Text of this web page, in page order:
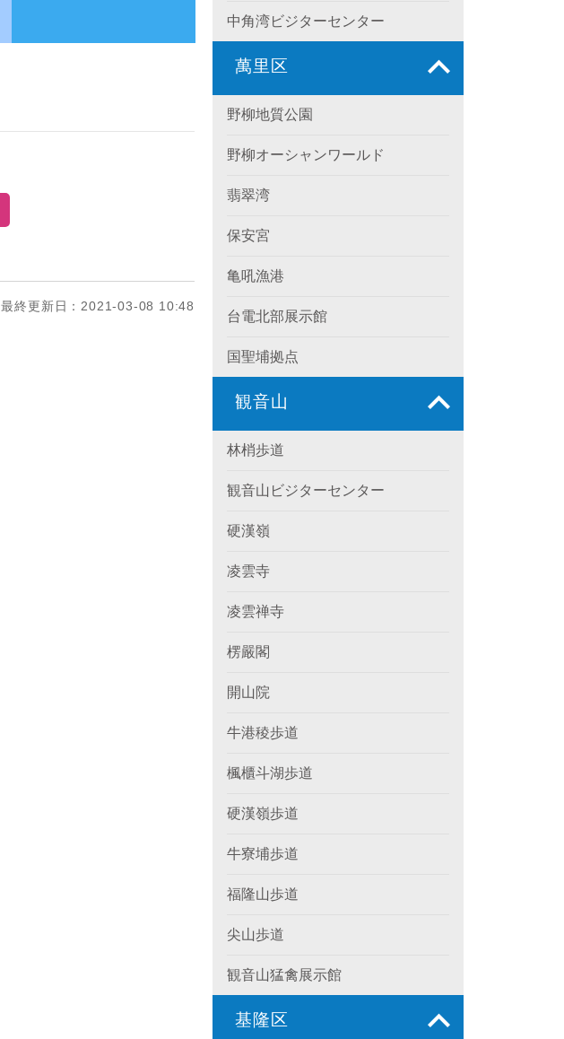
最終更新日：2021-03-08 10:48
中角湾ビジターセンター
萬里区
野柳地質公園
野柳オーシャンワールド
翡翠湾
保安宮
亀吼漁港
台電北部展示館
国聖埔拠点
観音山
林梢歩道
観音山ビジターセンター
硬漢嶺
凌雲寺
凌雲禅寺
楞嚴閣
開山院
牛港稜歩道
楓櫃斗湖歩道
硬漢嶺歩道
牛寮埔歩道
福隆山歩道
尖山歩道
観音山猛禽展示館
基隆区